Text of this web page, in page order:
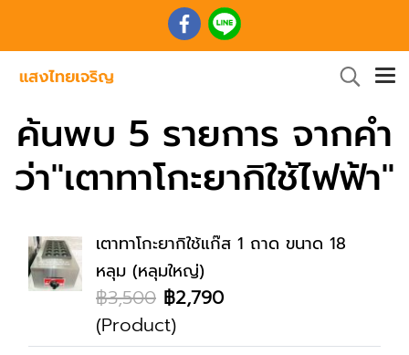
ค้นพบ 5 รายการ จากคำ
ว่า"เตาทาโกะยากิใช้ไฟฟ้า"
เตาทาโกะยากิใช้แก๊ส 1 ถาด ขนาด 18
หลุม (หลุมใหญ่)
฿3,500 ฿2,790
(Product)